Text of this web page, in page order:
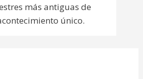
más antiguas de
único.